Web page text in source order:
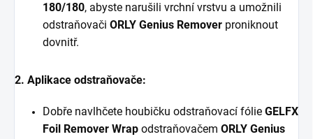
180/180, abyste narušili vrchní vrstvu a umožnili
odstraňovači ORLY Genius Remover proniknout
dovnitř.
2. Aplikace odstraňovače:
Dobře navlhčete houbičku odstraňovací fólie GELFX
Foil Remover Wrap odstraňovačem ORLY Genius